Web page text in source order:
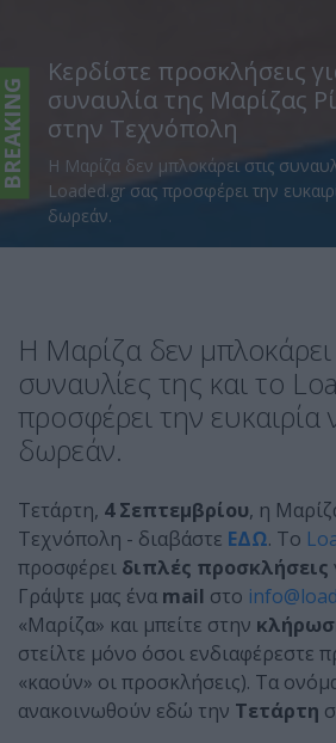
Κερδίστε προσκλήσεις
συναυλία της Μαρίζας
στην Τεχνόπολη
Η Μαρίζα δεν μπλοκάρει στις
Loaded.gr σας προσφέρει την
δωρεάν.
Η Μαρίζα δεν μπλοκάρει
συναυλίες της και το
προσφέρει την ευκαιρία
δωρεάν.
Τετάρτη, 4 Σεπτεμβρίου, η
Τεχνόπολη - διαβάστε ΕΔΩ. Το
προσφέρει διπλές προσκλήσεις
Γράψτε μας ένα mail στο
«Μαρίζα» και μπείτε στην
στείλτε μόνο όσοι ενδιαφέρεστε
«καούν» οι προσκλήσεις). Τα
ανακοινωθούν εδώ την Τετάρτη